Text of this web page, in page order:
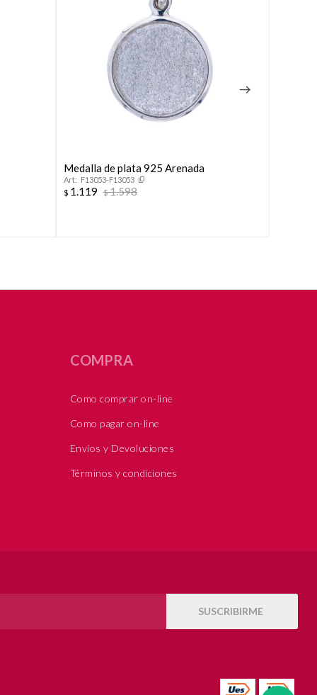
Medalla de plata 925 Arenada
F13053-F13053
$ 1.119 $1.598
SUSCRIBIRME
COMPRA
Como comprar on-line
Como pagar on-line
Envíos y Devoluciones
Términos y condiciones